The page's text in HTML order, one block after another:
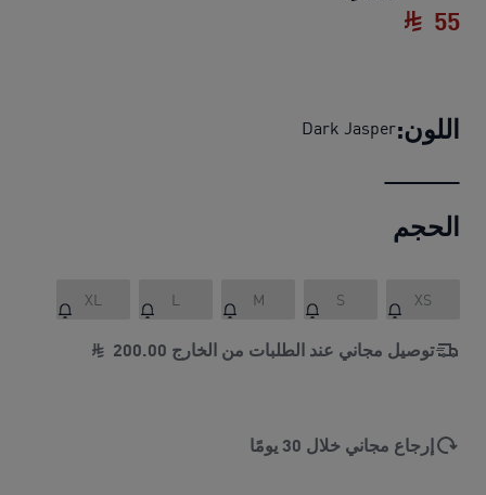
55
اللون:Dark Jasper
الحجم
XS
S
M
L
XL
توصيل مجاني عند الطلبات من الخارج 200.00
إرجاع مجاني خلال 30 يومًا